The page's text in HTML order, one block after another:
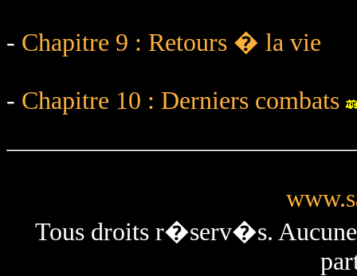
- Chapitre 9 : Retours � la vie
- Chapitre 10 : Derniers combats
Tous droits r�serv�s.